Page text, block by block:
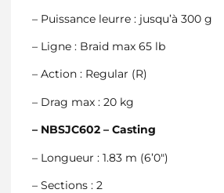
– Puissance leurre : jusqu’à 300 g
– Ligne : Braid max 65 lb
– Action : Regular (R)
– Drag max : 20 kg
– NBSJC602 – Casting
– Longueur : 1.83 m (6’0″)
– Sections : 2